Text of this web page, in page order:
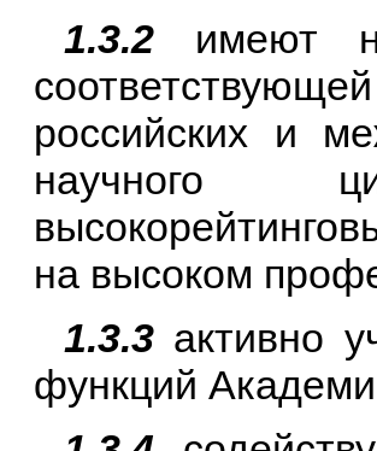
1.3.2 имеют
российских и
научного
на высоком
1.3.3 активно
функций